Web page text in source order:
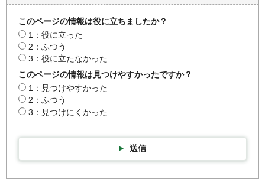
このページの情報は役に立ちましたか？
1：役に立った
2：ふつう
3：役に立たなかった
このページの情報は見つけやすかったですか？
1：見つけやすかった
2：ふつう
3：見つけにくかった
送信